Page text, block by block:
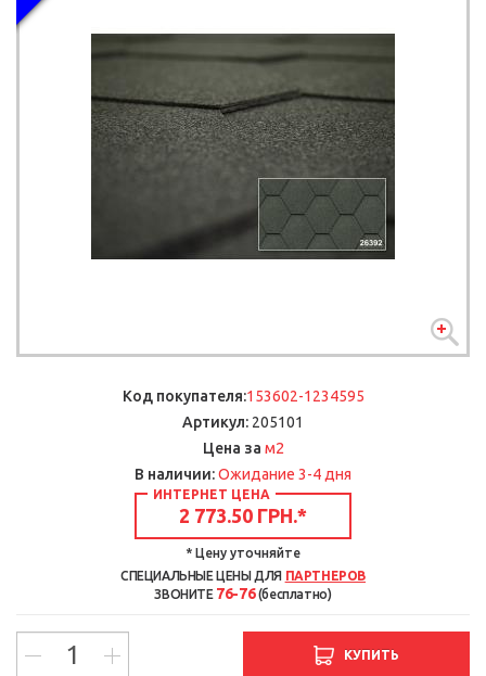
Код покупателя:153602-1234595
Артикул: 205101
Цена за м2
В наличии:Ожидание 3-4 дня
ИНТЕРНЕТ ЦЕНА
2 773.50 ГРН.*
* Цену уточняйте
СПЕЦИАЛЬНЫЕ ЦЕНЫ ДЛЯ ПАРТНЕРОВ
ЗВОНИТЕ 76-76(бесплатно)
КУПИТЬ